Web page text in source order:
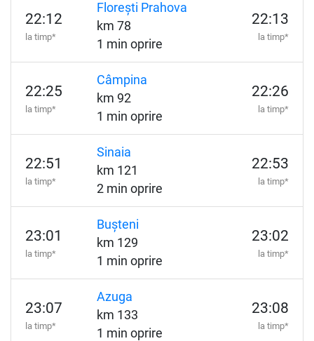
22:12
la timp*
Florești Prahova
km 78
1 min oprire
22:13
la timp*
22:25
la timp*
Câmpina
km 92
1 min oprire
22:26
la timp*
22:51
la timp*
Sinaia
km 121
2 min oprire
22:53
la timp*
23:01
la timp*
Bușteni
km 129
1 min oprire
23:02
la timp*
23:07
la timp*
Azuga
km 133
1 min oprire
23:08
la timp*